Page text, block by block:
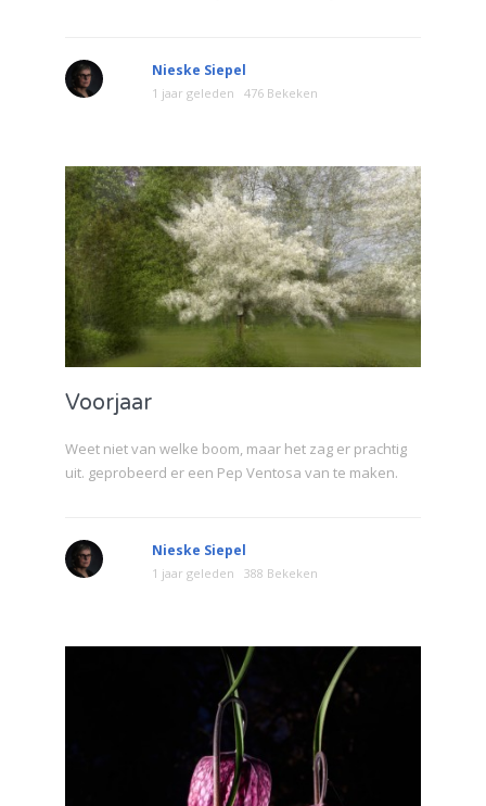
Nieske Siepel
1 jaar geleden 476 Bekeken
Voorjaar
Weet niet van welke boom, maar het zag er prachtig
uit. geprobeerd er een Pep Ventosa van te maken.
Nieske Siepel
1 jaar geleden 388 Bekeken